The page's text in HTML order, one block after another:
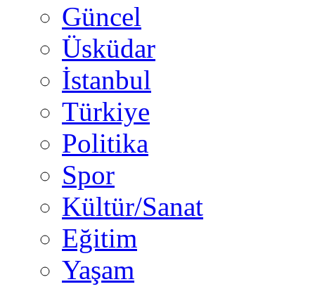
Güncel
Üsküdar
İstanbul
Türkiye
Politika
Spor
Kültür/Sanat
Eğitim
Yaşam